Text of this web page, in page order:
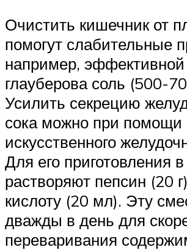
Очистить кишечник от
помогут слабительные
например, эффективной
глауберова соль (500-
Усилить секрецию
сока можно при помощи
искусственного
Для его приготовления
растворяют пепсин (20
кислоту (20 мл). Эту
дважды в день для
переваривания